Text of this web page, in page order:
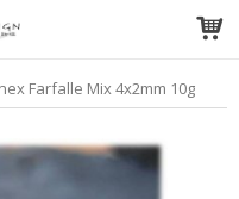
i varukorgen
Farfalle Mix 4x2mm 10g